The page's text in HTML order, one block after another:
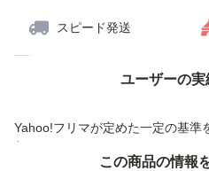
スピード発送
ユーザーの実
Yahoo!フリマが定めた一定の基準
付与しています
価格の相談
この商品の情報
この商品をみている人にオス